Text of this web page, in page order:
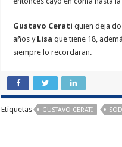
Gustavo Cerati quien deja
años y Lisa que tiene 18,
siempre lo recordaran.
Etiquetas GUSTAVO CERATI